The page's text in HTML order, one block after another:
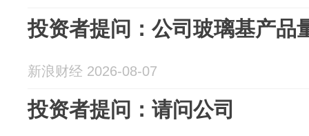
投资者提问：公司玻璃基产品
新浪财经 2026-08-07
投资者提问：请问公司